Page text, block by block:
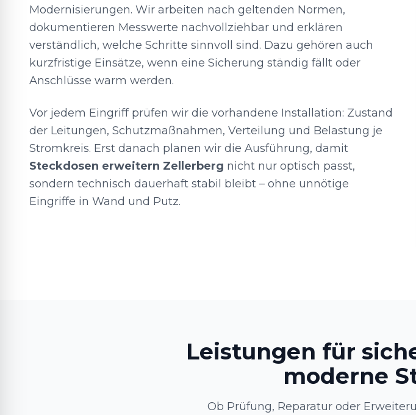
Modernisierungen. Wir arbeiten nach geltenden Normen,
dokumentieren Messwerte nachvollziehbar und erklären
verständlich, welche Schritte sinnvoll sind. Dazu gehören auch
kurzfristige Einsätze, wenn eine Sicherung ständig fällt oder
Anschlüsse warm werden.
Vor jedem Eingriff prüfen wir die vorhandene Installation: Zustand
der Leitungen, Schutzmaßnahmen, Verteilung und Belastung je
Stromkreis. Erst danach planen wir die Ausführung, damit
Steckdosen erweitern Zellerberg nicht nur optisch passt,
sondern technisch dauerhaft stabil bleibt – ohne unnötige
Eingriffe in Wand und Putz.
Leistungen für
moderne
Ob Prüfung, Reparatur oder